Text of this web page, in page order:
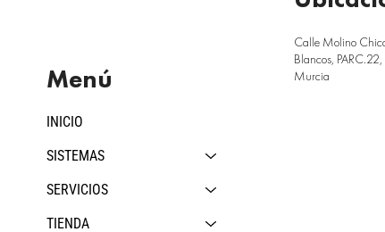
INICIO
SISTEMAS
SERVICIOS
TIENDA
Menú
Calle Molino
Blancos,
Murcia